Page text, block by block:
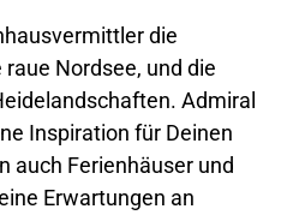
die
Nordsee, und die
Admiral
Inspiration für Deinen
auch Ferienhäuser und
Erwartungen an